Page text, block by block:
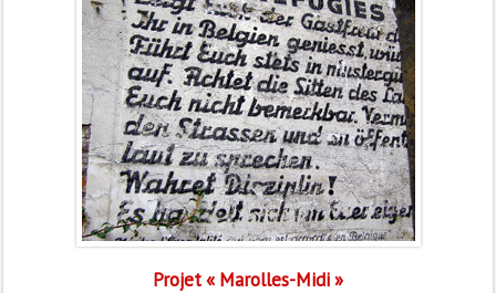
Projet « Marolles-Midi »